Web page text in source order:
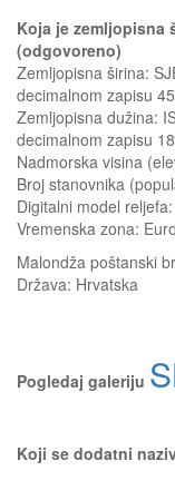
Koja je zemljopisna
(odgovoreno)
Zemljopisna širina:
decimalnom zapisu
Zemljopisna dužina:
decimalnom zapisu
Nadmorska visina
Broj stanovnika
Digitalni model
Vremenska zona:
Malondža poštanski
Država: Hrvatska
Pogledaj galeriju
Koji se dodatni